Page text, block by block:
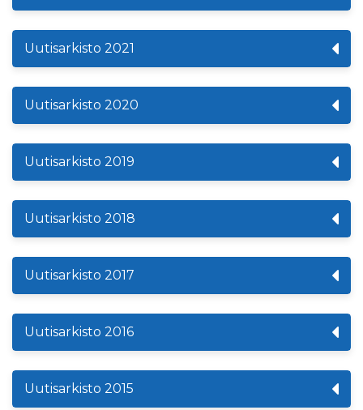
Uutisarkisto 2021
Uutisarkisto 2020
Uutisarkisto 2019
Uutisarkisto 2018
Uutisarkisto 2017
Uutisarkisto 2016
Uutisarkisto 2015